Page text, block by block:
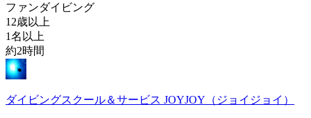
ファンダイビング
12歳以上
1名以上
約2時間
ダイビングスクール＆サービス JOYJOY（ジョイジョイ）